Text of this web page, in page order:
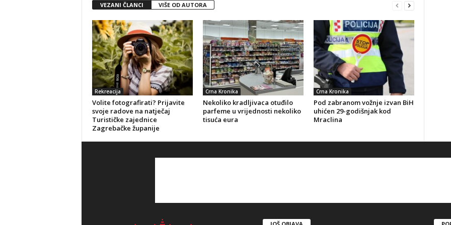
VEZANI ČLANCI VIŠE OD AUTORA
Rekreacija
Volite fotografirati? Prijavite
svoje radove na natječaj
Turističke zajednice
Zagrebačke županije
Crna Kronika
Nekoliko kradljivaca otuđilo
parfeme u vrijednosti nekoliko
tisuća eura
Crna Kronika
Pod zabranom vožnje izvan BiH
uhićen 29-godišnjak kod
Mraclina